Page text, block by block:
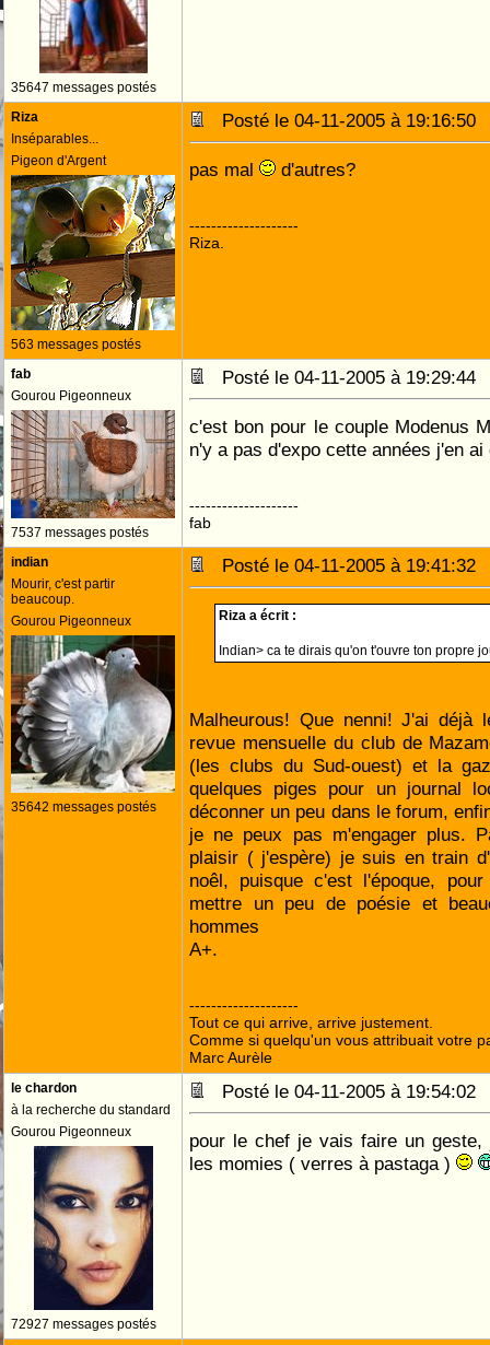
35647 messages postés
Riza
Inséparables...
Pigeon d'Argent
563 messages postés
Posté le 04-11-2005 à
pas mal d'autres?
--------------------
Riza.
fab
Gourou Pigeonneux
7537 messages postés
Posté le 04-11-2005 à
c'est bon pour le couple Modenus
n'y a pas d'expo cette années j'en ai
--------------------
fab
indian
Mourir, c'est partir
beaucoup.
Gourou Pigeonneux
35642 messages postés
Posté le 04-11-2005 à
Riza a écrit :
Indian> ca te dirais qu'on t'ouvre ton propre
Malheurous! Que nenni! J'ai déjà
revue mensuelle du club de
(les clubs du Sud-ouest) et la
quelques piges pour un journal
déconner un peu dans le forum,
je ne peux pas m'engager plus.
plaisir ( j'espère) je suis en train
noêl, puisque c'est l'époque,
mettre un peu de poésie et
hommes
A+.
--------------------
Tout ce qui arrive, arrive justement.
Comme si quelqu'un vous attribuait votre
Marc Aurèle
le chardon
à la recherche du standard
Gourou Pigeonneux
72927 messages postés
Posté le 04-11-2005 à
pour le chef je vais faire un
les momies ( verres à pastaga )